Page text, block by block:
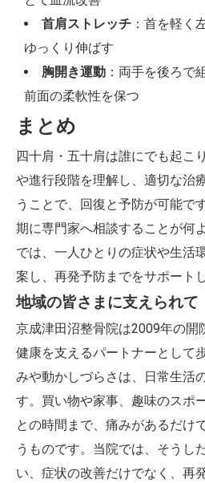
首肩ストレッチ：首を軽く
ゆっくり伸ばす
胸開き運動：両手を後ろで
前面の柔軟性を保つ
まとめ
四十肩・五十肩は誰にでも起こ
や進行段階を理解し、適切な治
うことで、回復と予防が可能で
期に専門家へ相談することが何
では、一人ひとりの症状や生活
案し、再発予防までをサポート
地域の皆さまに支えられて
京成津田沼整骨院は2009年の開
健康を支えるパートナーとして
みや動かしづらさは、日常生活
す。買い物や家事、趣味のスポ
との時間まで、痛みがあるだけ
うものです。当院では、そうし
い、症状の改善だけでなく、再